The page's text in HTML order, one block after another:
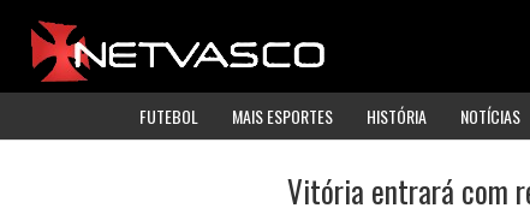
FUTEBOL MAIS ESPORTES HISTÓRIA NOTÍCIAS
Vitória entrará com